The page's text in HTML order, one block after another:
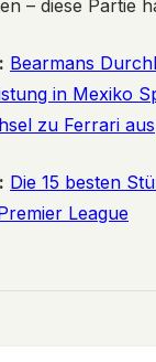
– diese Partie
Bearmans
in Mexiko
zu Ferrari aus
Die 15 besten
League